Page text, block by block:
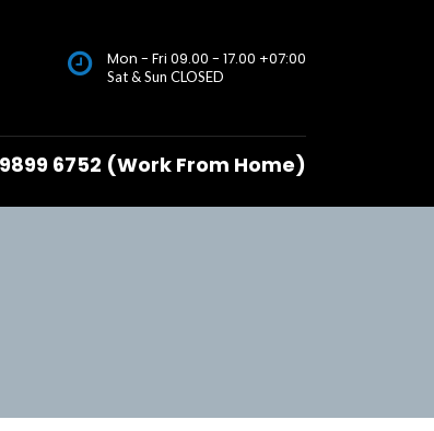
Mon - Fri 09.00 - 17.00 +07:00
Sat & Sun CLOSED
6752 (Work From Home)